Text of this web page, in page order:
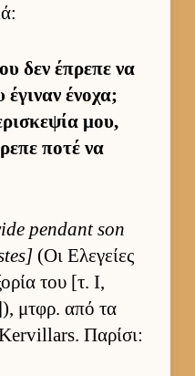
δεν έπρεπε να
ένοχα;
μου,
ποτέ να
pendant son
(Οι Ελεγείες
του [τ. Ι,
μτ­φρ. από τα
Παρίσι: